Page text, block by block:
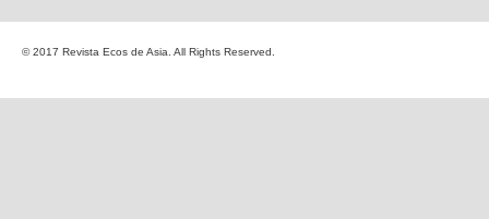
© 2017 Revista Ecos de Asia. All Rights Reserved.